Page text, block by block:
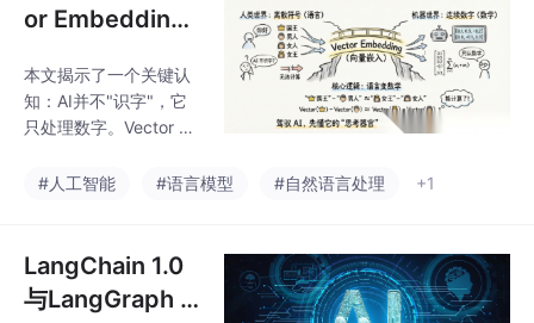
理念，支持多种LLMs和
推理提供商；Coze是一
台，提供灵活的工作流
设计和丰富的插件工
具；ChatWiki是一款开
统，基于LLM和RAG技
or Embeddin
言与机器数字的
桥梁
本文揭示了一个关键认
知：AI并不"识字"，它
只处理数字。Vector E
言转换为数字坐标的核
系。文章用"标本盒里的
蝴蝶"生动比喻这一原
理，指出掌握"坐标思
#人工智能 #语言模型 #自然语言处理 +1
LangChain 1.0
与LangGraph 1.